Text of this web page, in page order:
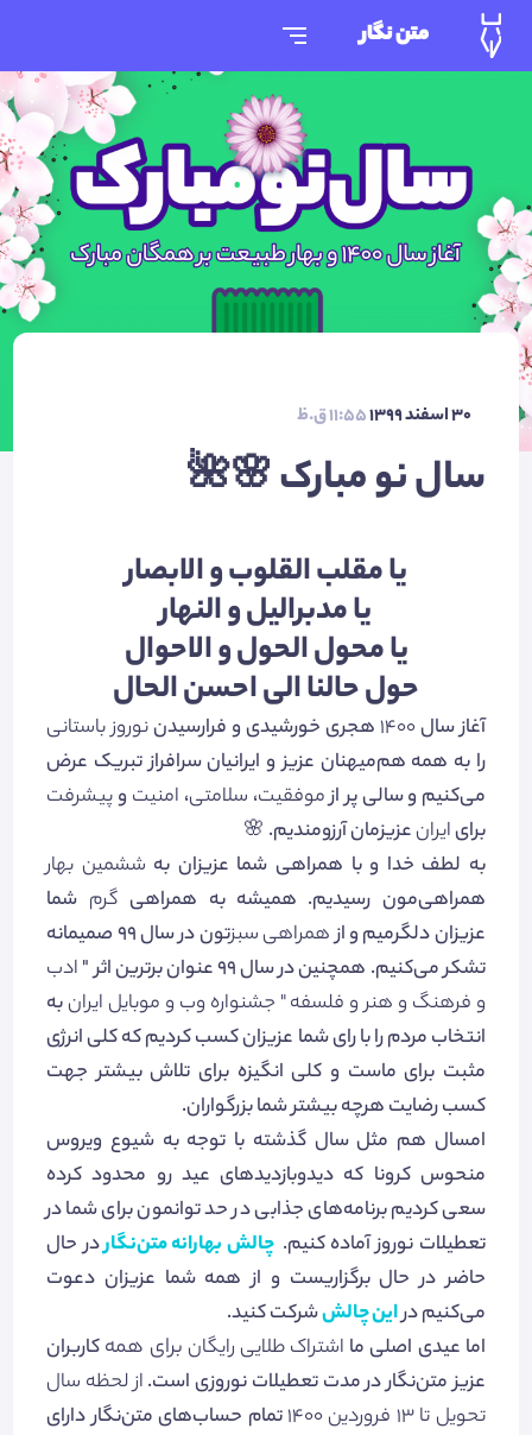
متن نگار
30 اسفند 1399
سال نو مبارک 🌸🌺
یا مقلب القلوب و الابصار
یا مدبرالیل و النهار
یا محول الحول و الاحوال
حول حالنا الی احسن الحال
آغاز سال1400هجری خورشیدی و فرارسیدننوروز باستانی
را به همه هم‌میهنان عزیز و ایرانیان سرافراز تبریک عرض
می‌کنیم و سالی پر ازموفقیت، سلامتی، امنیت وپیشرفت
برایایرانعزیزمان آرزومندیم. 🌸
به لطف خدا و با همراهی شما عزیزان به ششمین بهار
همراهی‌مون رسیدیم. همیشه به همراهی گرم شما
عزیزان دلگرمیم و ازهمراهی سبز
تون در سال 99 صمیمانه
تشکر می‌کنیم. همچنین در سال 99 عنوان برترین اثر "
ادب
و فرهنگ و هنر و فلسفه " جشنواره وب و موبایل ایرانبه
انتخاب مردم را با رای شما عزیزان کسب کردیم که کلی انرژی
مثبت برای ماست و کلی انگیزه برای تلاش بیشتر جهت
کسب رضایت هرچه بیشتر شما بزرگواران.
امسال هم مثل سال گذشته با توجه به شیوع ویروس
منحوس کرونا که دیدوبازدیدهای عید رو محدود کرده
سعی کردیم برنامه‌های جذابی در حد توانمون برای شما در
تعطیلات نوروز آماده کنیم. چالش بهارانه متن‌نگاردر حال
حاضر در حال برگزاریست و از همه شما عزیزان دعوت
می‌کنیم دراین چالششرکت کنید.
اما عیدی اصلی ما اشتراک طلایی رایگان برای همهکاربران
عزیز متن‌نگار در مدت تعطیلات نوروزی است.از لحظه سال
تحویل تا 13 فروردین 1400
تمام حساب‌های متن‌‌نگار دارای